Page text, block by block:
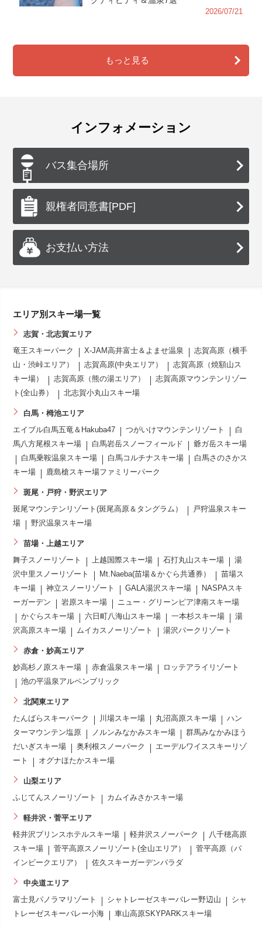
2026/07/21
もっと見る
インフォメーション
バス集合場所
親権者同意書[PDF]
お支払い方法
エリア別スキー場一覧
志賀・北志賀エリア
竜王スキーパーク X-JAM高井富士＆よませ温泉
志賀高原（横手
山・渋峠エリア）
志賀高原(中央エリア）
志賀高原（焼額山ス
キー場）
志賀高原（熊の湯エリア）
志賀高原マウンテンリゾー
ト(全山券）
北志賀小丸山スキー場
白馬・栂池エリア
エイブル白馬五竜＆Hakuba47 つがいけマウンテンリゾート
白
馬八方尾根スキー場
白馬岩岳スノーフィールド
爺ガ岳スキー場
白馬乗鞍温泉スキー場
白馬コルチナスキー場
白馬さのさかス
キー場
鹿島槍スキー場ファミリーパーク
斑尾・戸狩・野沢エリア
斑尾マウンテンリゾート(斑尾高原＆タングラム）
戸狩温泉スキー
場
野沢温泉スキー場
苗場・上越エリア
舞子スノーリゾート 上越国際スキー場 石打丸山スキー場
湯
沢中里スノーリゾート
Mt.Naeba(苗場＆かぐら共通券）
苗場ス
キー場
神立スノーリゾート GALA湯沢スキー場
NASPAスキ
ーガーデン
岩原スキー場
ニュー・グリーンピア津南スキー場
かぐらスキー場
六日町八海山スキー場 一本杉スキー場
湯
沢高原スキー場
ムイカスノーリゾート 湯沢パークリゾート
赤倉・妙高エリア
妙高杉ノ原スキー場 赤倉温泉スキー場
ロッテアライリゾート
池の平温泉アルペンブリック
北関東エリア
たんばらスキーパーク 川場スキー場 丸沼高原スキー場
ハン
ターマウンテン塩原
ノルンみなかみスキー場
群馬みなかみほう
だいぎスキー場
奥利根スノーパーク
エーデルワイススキーリゾ
ート
オグナほたかスキー場
山梨エリア
ふじてんスノーリゾート カムイみさかスキー場
軽井沢・菅平エリア
軽井沢プリンスホテルスキー場 軽井沢スノーパーク
八千穂高原
スキー場
菅平高原スノーリゾート(全山エリア）
菅平高原（パ
インビークエリア）
佐久スキーガーデンパラダ
中央道エリア
富士見パノラマリゾート シャトレーゼスキーバレー野辺山
シャ
トレーゼスキーバレー小海
車山高原SKYPARKスキー場